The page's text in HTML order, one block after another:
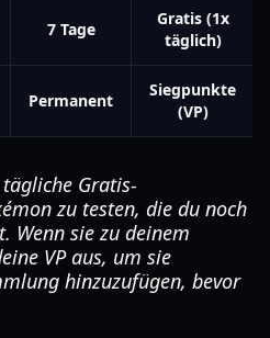
7 Tage
Gratis (1x
täglich)
Permanent
Siegpunkte
(VP)
Gratis-
zu testen, die du noch
Wenn sie zu deinem
VP aus, um sie
hinzuzufügen, bevor